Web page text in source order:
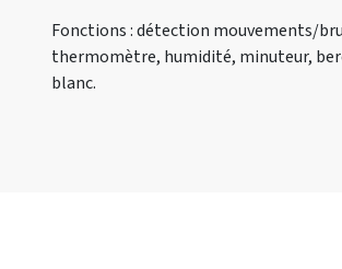
Fonctions : détection mouvements/
thermomètre, humidité, minuteur,
blanc.